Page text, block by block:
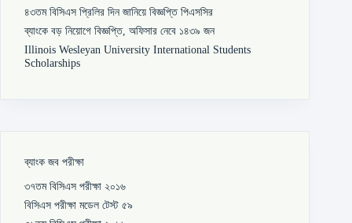
৪৩তম বিসিএস প্রিলির দিন জানিয়ে বিজ্ঞপ্তি পিএসসির
ব্যাংকে বড় নিয়োগে বিজ্ঞপ্তি, অফিসার নেবে ১৪৩৯ জন
Illinois Wesleyan University International Students
Scholarships
ব্যাংক জব পরীক্ষা
৩৭তম বিসিএস পরীক্ষা ২০১৬
বিসিএস পরীক্ষা মডেল টেস্ট ৫৯